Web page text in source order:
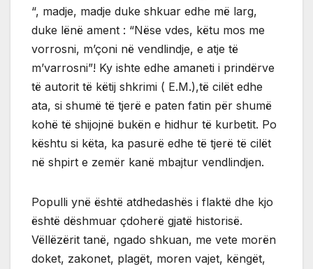
“, madje, madje duke shkuar edhe më larg,
duke lënë ament : “Nëse vdes, këtu mos me
vorrosni, m’çoni në vendlindje, e atje të
m’varrosni”! Ky ishte edhe amaneti i prindërve
të autorit të këtij shkrimi ( E.M.),të cilët edhe
ata, si shumë të tjerë e paten fatin për shumë
kohë të shijojnë bukën e hidhur të kurbetit. Po
kështu si këta, ka pasurë edhe të tjerë të cilët
në shpirt e zemër kanë mbajtur vendlindjen.
Populli ynë është atdhedashës i flaktë dhe kjo
është dëshmuar çdoherë gjatë historisë.
Vëllëzërit tanë, ngado shkuan, me vete morën
doket, zakonet, plagët, moren vajet, këngët,